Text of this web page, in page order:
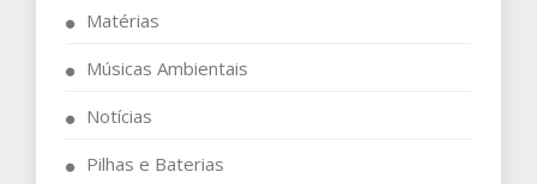
Matérias
Músicas Ambientais
Notícias
Pilhas e Baterias